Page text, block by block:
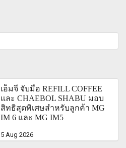
เอ็มจี จับมือ REFILL COFFEE
และ CHAEBOL SHABU มอบ
สิทธิสุดพิเศษสำหรับลูกค้า MG
IM 6 และ MG IM5
5 Aug 2026